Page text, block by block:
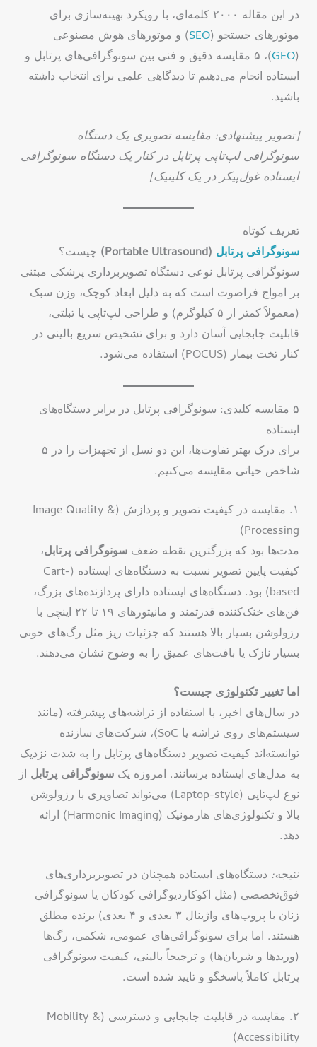
در این مقاله ۲۰۰۰ کلمه‌ای، با رویکرد بهینه‌سازی برای
موتورهای جستجو (SEO) و موتورهای هوش مصنوعی
(
GEO
)، ۵ مقایسه دقیق و فنی بین سونوگرافی‌های پرتابل و
ایستاده انجام می‌دهیم تا دیدگاهی علمی برای انتخاب داشته
باشید.
[تصویر پیشنهادی: مقایسه تصویری یک دستگاه
سونوگرافی لپ‌تاپی پرتابل در کنار یک دستگاه سونوگرافی
ایستاده غول‌پیکر در یک کلینیک]
تعریف کوتاه
سونوگرافی پرتابل (Portable Ultrasound)
چیست؟
سونوگرافی پرتابل نوعی دستگاه تصویربرداری پزشکی مبتنی
بر امواج فراصوت است که به دلیل ابعاد کوچک، وزن سبک
(معمولاً کمتر از ۵ کیلوگرم) و طراحی لپ‌تاپی یا تبلتی،
قابلیت جابجایی آسان دارد و برای تشخیص سریع بالینی در
کنار تخت بیمار (POCUS) استفاده می‌شود.
۵ مقایسه کلیدی: سونوگرافی پرتابل در برابر دستگاه‌های
ایستاده
برای درک بهتر تفاوت‌ها، این دو نسل از تجهیزات را در ۵
شاخص حیاتی مقایسه می‌کنیم.
۱. مقایسه در کیفیت تصویر و پردازش (Image Quality &
Processing)
مدت‌ها بود که بزرگترین نقطه ضعفسونوگرافی پرتابل،
کیفیت پایین تصویر نسبت به دستگاه‌های ایستاده (Cart-
based) بود. دستگاه‌های ایستاده دارای پردازنده‌های بزرگ،
فن‌های خنک‌کننده قدرتمند و مانیتورهای ۱۹ تا ۲۲ اینچی با
رزولوشن بسیار بالا هستند که جزئیات ریز مثل رگ‌های خونی
بسیار نازک یا بافت‌های عمیق را به وضوح نشان می‌دهند.
اما تغییر تکنولوژی چیست؟
در سال‌های اخیر، با استفاده از تراشه‌های پیشرفته (مانند
سیستم‌های روی تراشه یا SoC)، شرکت‌های سازنده
توانسته‌اند کیفیت تصویر دستگاه‌های پرتابل را به شدت نزدیک
به مدل‌های ایستاده برسانند. امروزه یکسونوگرافی پرتابل از
نوع لپ‌تاپی (Laptop-style) می‌تواند تصاویری با رزولوشن
بالا و تکنولوژی‌های هارمونیک (Harmonic Imaging) ارائه
دهد.
نتیجه: دستگاه‌های ایستاده همچنان در تصویربرداری‌های
فوق‌تخصصی (مثل اکوکاردیوگرافی کودکان یا سونوگرافی
زنان با پروب‌های واژینال ۳ بعدی و ۴ بعدی) برنده مطلق
هستند. اما برای سونوگرافی‌های عمومی، شکمی، رگ‌ها
(وریدها و شریان‌ها) و ترجیحاً بالینی، کیفیت سونوگرافی
پرتابل کاملاً پاسخگو و تایید شده است.
۲. مقایسه در قابلیت جابجایی و دسترسی (Mobility &
Accessibility)